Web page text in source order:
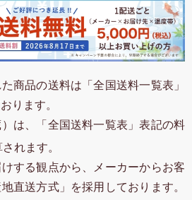
商品の送料は「全国送料一覧表」
ります。
は、「全国送料一覧表」表記の料
れます。
する観点から、メーカーからお客
直送方式」を採用しております。